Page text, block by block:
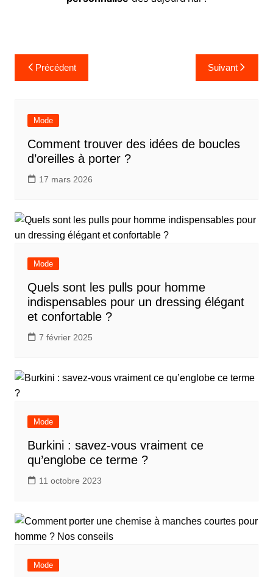
Navigation
de
Précédent Suivant
Mode
Comment trouver des idées de boucles
d’oreilles à porter ?
17 mars 2026
Mode
Quels sont les pulls pour homme
indispensables pour un dressing élégant
et confortable ?
7 février 2025
Mode
Burkini : savez-vous vraiment ce
qu’englobe ce terme ?
11 octobre 2023
Mode